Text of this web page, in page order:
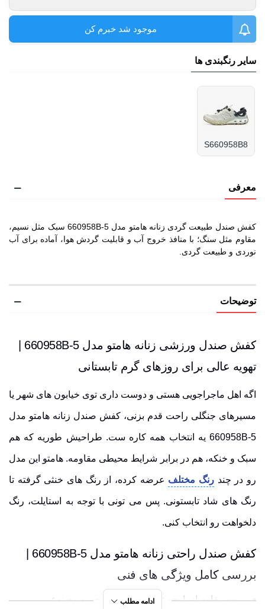
موجود شد خبرم کن
سایر رنگبندی ها
S660958B8
معرفی
کفش صندل طبیعت گردی زنانه هامتو مدل 660958B-5 سبک مثل نسیم،
مقاوم مثل سنگ؛ با منافذ خروج آب و قابلیت گردش هوا، آماده برای آب
نوردی و طبیعت گردی.
توضیحات
تهویه عالی برای روزهای گرم تابستانی
اگه اهل ماجراجویی هستی و دوست داری توی خیابون های شهر یا
مسیرهای جنگلی راحت قدم بزنی، کفش صندل زنانه هامتو مدل
660958B-5 یه انتخاب همه کاره ست. طراحیش طوریه که هم
سبک و خنکه، هم در برابر شرایط محیطی مقاومه. هامتو این مدل
رو در چند رنگ مختلف عرضه کرده، از رنگ های خنثی گرفته تا
رنگ های شاد تابستونی. پس می تونی با توجه به استایلت، رنگ
دلخواهت رو انتخاب کنی.
بررسی کامل ویژگی های فنی
رویه مقاوم از پارچه تنفسی، چرم طبیعی و مصنوعی
ادامه مطلب